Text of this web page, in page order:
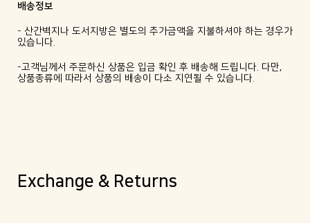
배송정보
- 산간벽지나 도서지방은 별도의 추가금액을 지불하셔야 하는 경우가
있습니다.
-고객님께서 주문하신 상품은 입금 확인 후 배송해 드립니다. 다만,
상품종류에 따라서 상품의 배송이 다소 지연될 수 있습니다.
Exchange & Returns